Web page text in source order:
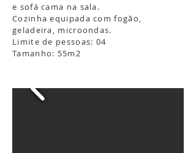
e sofá cama na sala.
Cozinha equipada com fogão,
geladeira, microondas.
Limite de pessoas: 04
Tamanho: 55m2